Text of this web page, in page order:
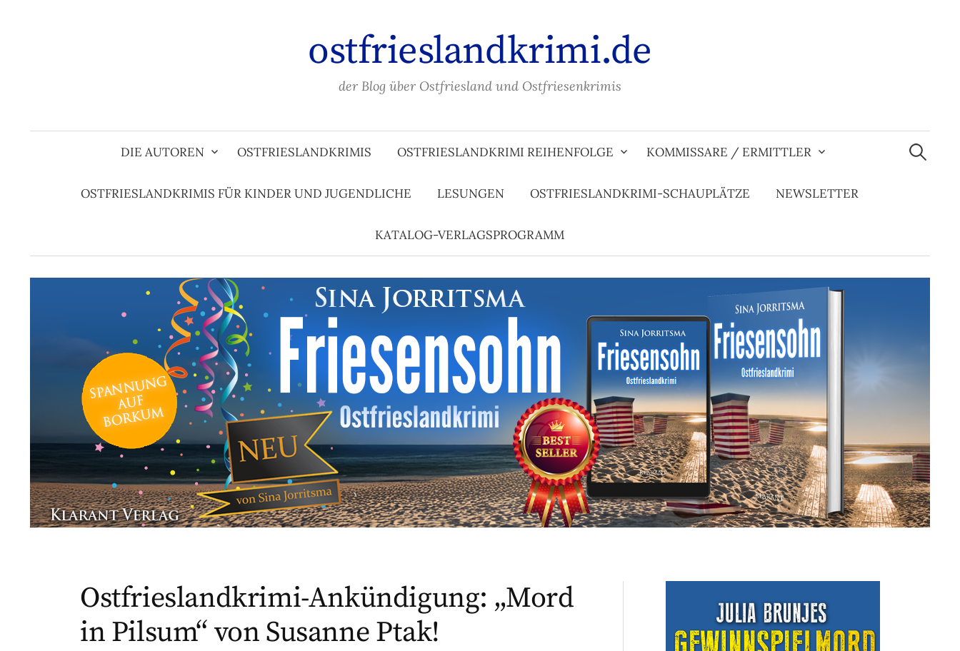
ostfrieslandkrimi.de
der Blog über Ostfriesland und Ostfriesenkrimis
DIE AUTOREN OSTFRIESLANDKRIMIS OSTFRIESLANDKRIMI REIHENFOLGE KOMMISSARE / ERMITTLER
OSTFRIESLANDKRIMIS FÜR KINDER UND JUGENDLICHE LESUNGEN OSTFRIESLANDKRIMI-SCHAUPLÄTZE NEWSLETTER
KATALOG-VERLAGSPROGRAMM
Suchen
nach:
Ostfrieslandkrimi-Ankündigung: „Mord
in Pilsum“ von Susanne Ptak!